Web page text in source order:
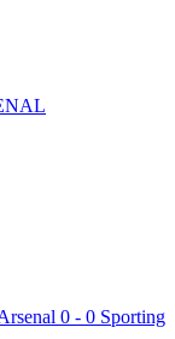
0 - 0 Sporting